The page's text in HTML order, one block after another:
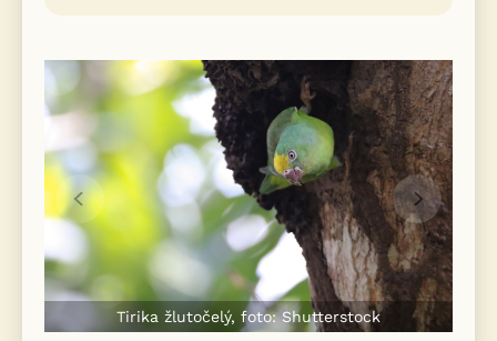
Tirika žlutočelý, foto: Shutterstock